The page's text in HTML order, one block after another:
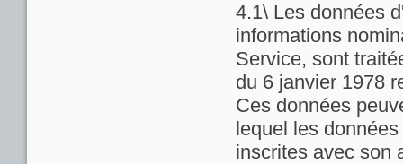
4.1\ Les données
informations
Service, sont
du 6 janvier 1978
Ces données
lequel les
inscrites avec son